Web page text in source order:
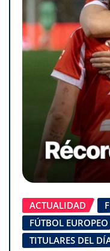
ACTUALIDAD
FÚTBOL EUROPEO
TITULARES DEL